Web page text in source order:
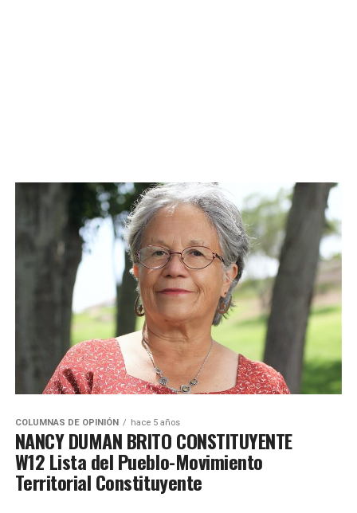
COLUMNAS DE OPINIÓN hace 5 años
NANCY DUMAN BRITO CONSTITUYENTE
W12 Lista del Pueblo-Movimiento
Territorial Constituyente